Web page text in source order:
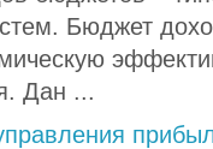
Бюджет
Дан ...